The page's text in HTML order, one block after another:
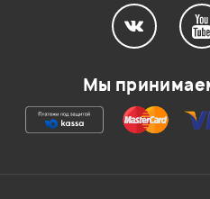
Ваша оценка:
Мы